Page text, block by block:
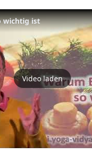
wichtig ist
Video laden